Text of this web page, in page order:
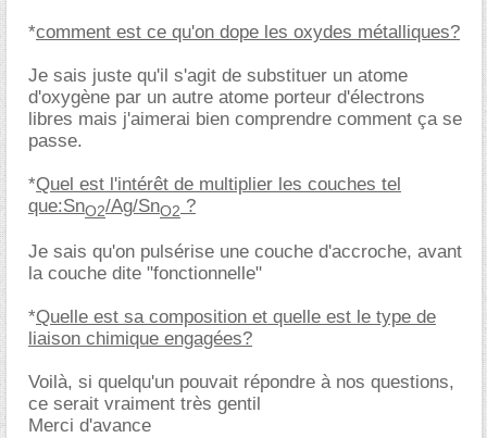
*comment est ce qu'on dope les oxydes métalliques?
Je sais juste qu'il s'agit de substituer un atome
d'oxygène par un autre atome porteur d'électrons
libres mais j'aimerai bien comprendre comment ça se
passe.
*Quel est l'intérêt de multiplier les couches tel
que:SnO2/Ag/SnO2 ?
Je sais qu'on pulsérise une couche d'accroche, avant
la couche dite "fonctionnelle"
*Quelle est sa composition et quelle est le type de
liaison chimique engagées?
Voilà, si quelqu'un pouvait répondre à nos questions,
ce serait vraiment très gentil
Merci d'avance